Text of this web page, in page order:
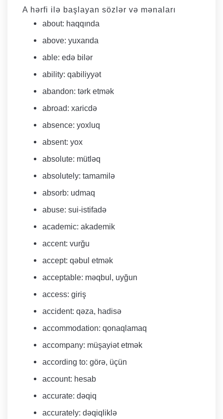
A hərfi ilə başlayan sözlər və mənaları
about: haqqında
above: yuxarıda
able: edə bilər
ability: qabiliyyət
abandon: tərk etmək
abroad: xaricdə
absence: yoxluq
absent: yox
absolute: mütləq
absolutely: tamamilə
absorb: udmaq
abuse: sui-istifadə
academic: akademik
accent: vurğu
accept: qəbul etmək
acceptable: məqbul, uyğun
access: giriş
accident: qəza, hadisə
accommodation: qonaqlamaq
accompany: müşayiət etmək
according to: görə, üçün
account: hesab
accurate: dəqiq
accurately: dəqiqliklə